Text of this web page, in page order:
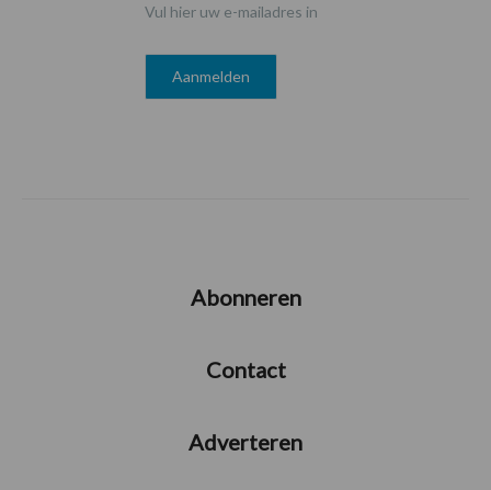
Vul hier uw e-mailadres in
Abonneren
Contact
Adverteren